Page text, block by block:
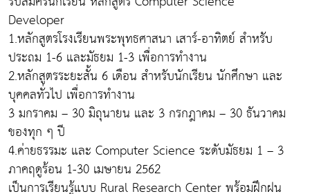
Developer
1.หลักสูตรโรงเรียนพระพุทธศาสนา เสาร์-อาทิตย์ สำหรับ
ประถม 1-6 และมัธยม 1-3 เพื่อการทำงาน
2.หลักสูตรระยะสั้น 6 เดือน สำหรับนักเรียน นักศึกษา และ
บุคคลทั่วไป เพื่อการทำงาน
3 มกราคม – 30 มิถุนายน และ 3 กรกฎาคม – 30 ธันวาคม
ของทุก ๆ ปี
4.ค่ายธรรมะ และ Computer Science ระดับมัธยม 1 – 3
ภาคฤดูร้อน 1-30 เมษายน 2562
เป็นการเรียนรู้แบบ Rural Research Center พร้อมฝึกฝน